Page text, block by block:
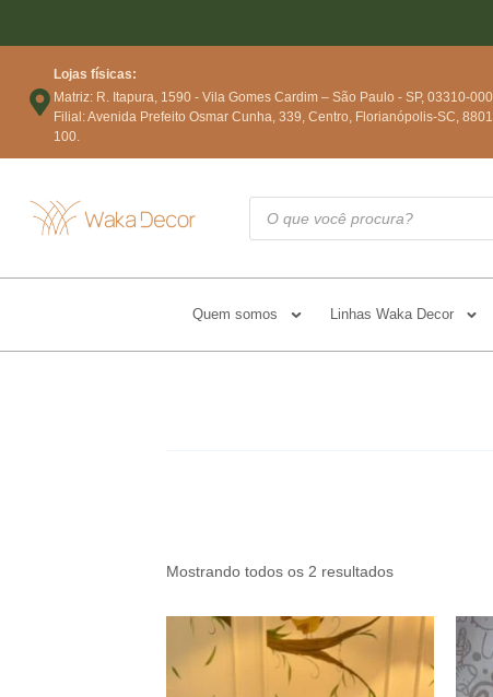
Lojas físicas:
Matriz: R. Itapura, 1590 - Vila Gomes Cardim – São Paulo - SP, 03310-
Filial: Avenida Prefeito Osmar Cunha, 339, Centro, Florianópolis-SC,
100.
Quem somos Linhas Waka Decor
Mostrando todos os 2 resultados